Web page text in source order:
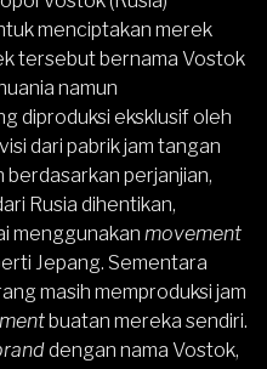
menciptakan merek
tersebut bernama Vostok
namun
diproduksi eksklusif oleh
dari pabrik jam tangan
berdasarkan perjanjian,
Rusia dihentikan,
menggunakan movement
Jepang. Sementara
masih memproduksi jam
buatan mereka sendiri.
dengan nama Vostok,